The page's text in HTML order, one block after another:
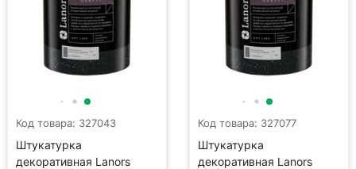
Код товара: 327043
Штукатурка
декоративная Lanors
Код товара: 327077
Штукатурка
декоративная Lanors